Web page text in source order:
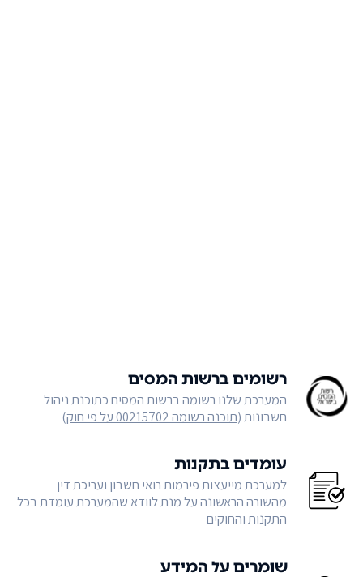
רשומים ברשות המסים
המערכת שלנו רשומה ברשות המסים כתוכנת ניהול
חשבונות (תוכנה רשומה 00215702 על פי חוק )
עומדים בתקנות
למערכת מייעצות פירמות רואי חשבון ועריכת דין
מהשורה הראשונה על מנת לוודא שהמערכת עומדת בכל
התקנות והחוקים
שומרים על המידע